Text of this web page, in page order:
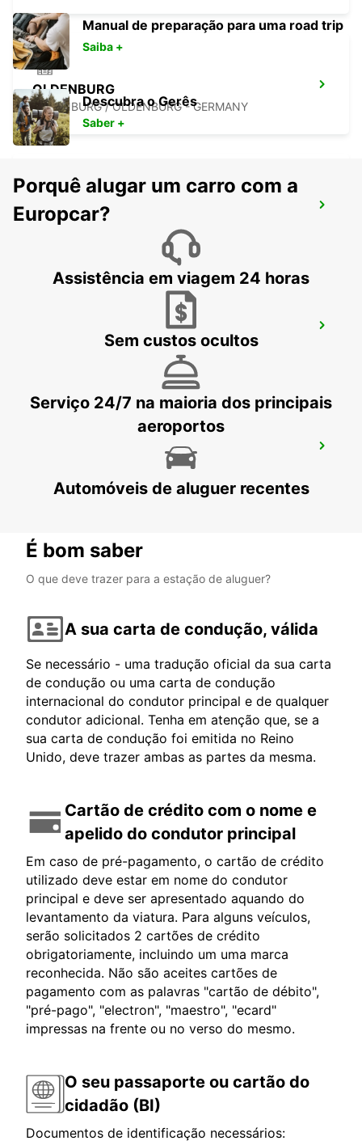
OLDENBURG
OLDENBURG / OLDENBURG - GERMANY
WILHELMSHAVEN
WILHELMSHAVEN - GERMANY
MINDEN - GERMANY
Manual de preparação para uma road trip
Saiba +
Descubra o Gerês
Saber +
Porquê alugar um carro com a
Europcar?
Assistência em viagem 24 horas
Sem custos ocultos
Serviço 24/7 na maioria dos principais
aeroportos
Automóveis de aluguer recentes
É bom saber
O que deve trazer para a estação de aluguer?
A sua carta de condução, válida
Se necessário - uma tradução oficial da sua carta
de condução ou uma carta de condução
internacional do condutor principal e de qualquer
condutor adicional. Tenha em atenção que, se a
sua carta de condução foi emitida no Reino
Unido, deve trazer ambas as partes da mesma.
Cartão de crédito com o nome e
apelido do condutor principal
Em caso de pré-pagamento, o cartão de crédito
utilizado deve estar em nome do condutor
principal e deve ser apresentado aquando do
levantamento da viatura. Para alguns veículos,
serão solicitados 2 cartões de crédito
obrigatoriamente, incluindo um uma marca
reconhecida. Não são aceites cartões de
pagamento com as palavras "cartão de débito",
"pré-pago", "electron", "maestro", "ecard"
impressas na frente ou no verso do mesmo.
O seu passaporte ou cartão do
cidadão (BI)
Documentos de identificação necessários: